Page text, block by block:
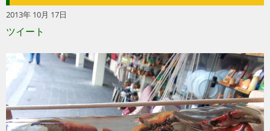
エンターテイメント
グルメ
トラベル
2013年 10月 17日
ツイート